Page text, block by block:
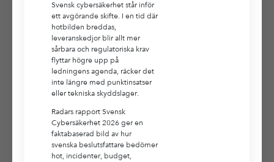
Svensk cybersäkerhet står inför
ett avgörande skifte. I en tid där
hotbilden breddas,
leveranskedjor blir allt mer
sårbara och regulatoriska krav
flyttar högre upp på
ledningens agenda, räcker det
inte längre med punktinsatser
eller tekniska skyddslager.
Radars rapport Svensk
Cybersäkerhet 2026 ger en
faktabaserad bild av hur
svenska beslutsfattare bedömer
hot, incidenter, budget,